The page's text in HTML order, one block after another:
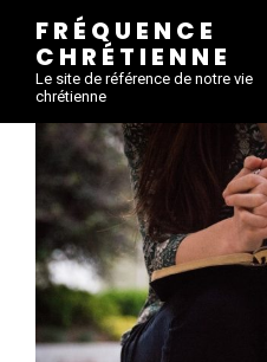
FRÉQUENCE
CHRÉTIENNE
Le site de référence de notre vie
chrétienne